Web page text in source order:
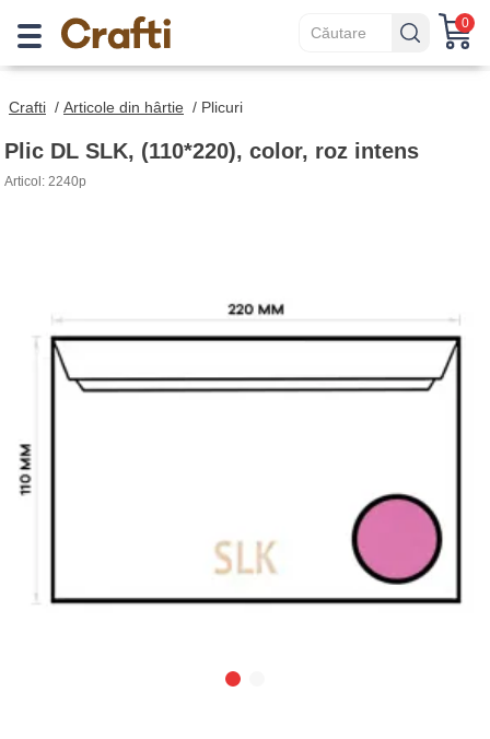
0
Crafti / Articole din hârtie / Plicuri
Plic DL SLK, (110*220), color, roz intens
Articol: 2240р